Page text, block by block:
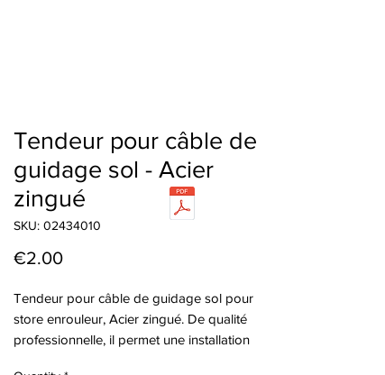
Tendeur pour câble de
guidage sol - Acier
zingué
SKU: 02434010
€2.00Price
Tendeur pour câble de guidage sol pour
store enrouleur, Acier zingué. De qualité
professionnelle, il permet une installation